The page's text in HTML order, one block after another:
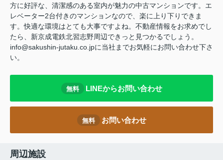
方に好評な、清潔感のある室内が魅力の中古マンションです。エ
レベーター2台付きのマンションなので、楽に上り下りできま
す。快適な環境はとても大事ですよね。不動産情報をお求めでし
たら、新京成電鉄北習志野周辺できっと見つかるでしょう。
info@sakushin-jutaku.co.jpに当社までお気軽にお問い合わせ下さ
い。
無料 LINEからお問い合わせ
無料 お問い合わせ
周辺施設